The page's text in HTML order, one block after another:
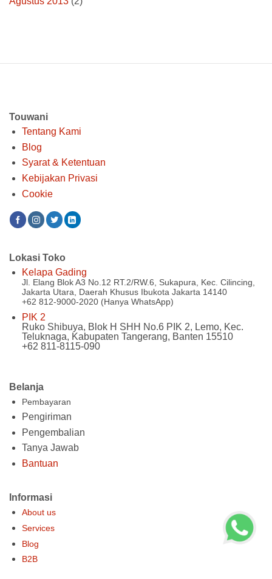
Touwani
Tentang Kami
Blog
Syarat & Ketentuan
Kebijakan Privasi
Cookie
Belanja
Pembayaran
Pengiriman
Pengembalian
Tanya Jawab
Bantuan
Informasi
About us
Services
Blog
B2B
Lokasi Toko
Kelapa Gading
Jl. Elang Blok A3 No.12 RT.2/RW.6, Sukapura, Kec. Cilincing,
Jakarta Utara, Daerah Khusus Ibukota Jakarta 14140
+62 812-9000-2020 (Hanya WhatsApp)
PIK 2
Ruko Shibuya, Blok H SHH No.6 PIK 2, Lemo, Kec.
Teluknaga, Kabupaten Tangerang, Banten 15510
+62 811-8115-090